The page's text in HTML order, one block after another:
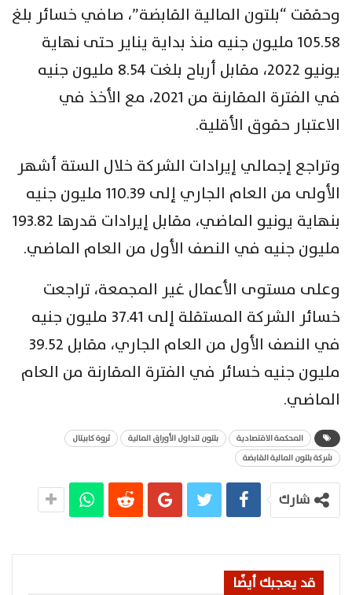
وحققت “بلتون المالية القابضة”، صافي خسائر بلغ
105.58 مليون جنيه منذ بداية يناير حتى نهاية
يونيو 2022، مقابل أرباح بلغت 8.54 مليون جنيه
في الفترة المقارنة من 2021، مع الأخذ في
الاعتبار حقوق الأقلية.
وتراجع إجمالي إيرادات الشركة خلال الستة أشهر
الأولى من العام الجاري إلى 110.39 مليون جنيه
بنهاية يونيو الماضي، مقابل إيرادات قدرها 193.82
مليون جنيه في النصف الأول من العام الماضي.
وعلى مستوى الأعمال غير المجمعة، تراجعت
خسائر الشركة المستقلة إلى 37.41 مليون جنيه
في النصف الأول من العام الجاري، مقابل 39.52
مليون جنيه خسائر في الفترة المقارنة من العام
الماضي.
المحكمة الاقتصادية بلتون لتداول الأوراق المالية
ثروة كابيتال
شركة بلتون المالية القابضة
شارك
قد يعجبك أيضًا